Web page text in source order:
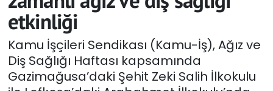
etkinliği
Kamu İşçileri Sendikası (Kamu-İş), Ağız ve
Diş Sağlığı Haftası kapsamında
Gazimağusa’daki Şehit Zeki Salih İlkokulu
Foto Galeri
GEZİ
Güncel
Haber Arşivi